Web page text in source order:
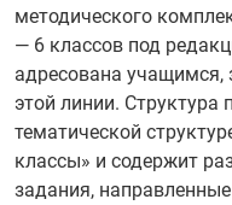
методического
— 6 классов под
адресована
этой линии. Структура
тематической
классы» и содержит
задания,